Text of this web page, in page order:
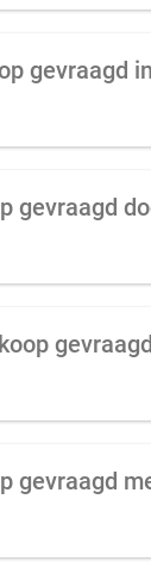
gevraagd
gevraagd
gevraagd